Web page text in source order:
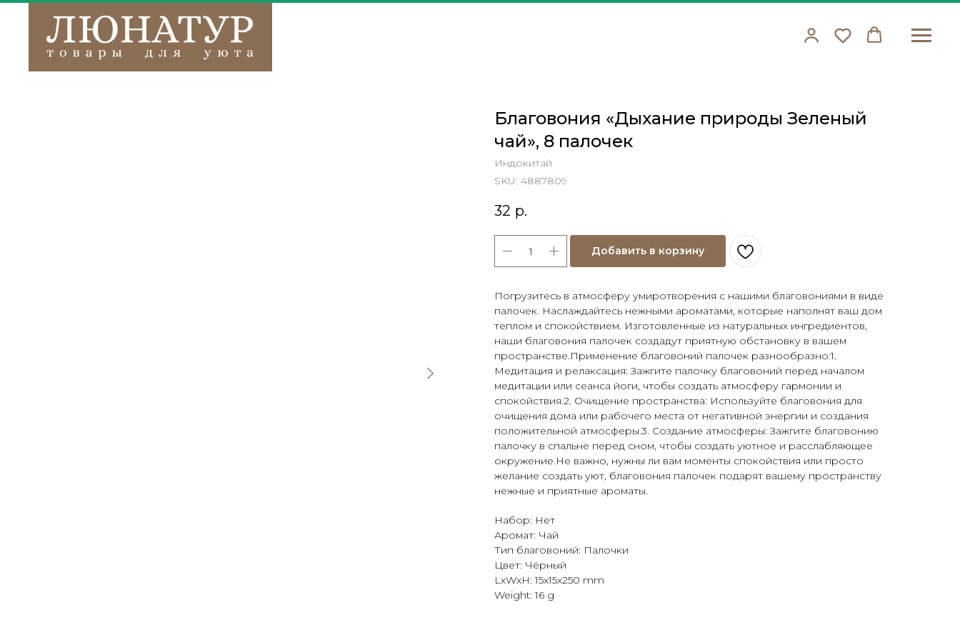
Благовония «Дыхание природы Зеленый
чай», 8 палочек
Индокитай
SKU: 4887809
32 р.
Добавить в корзину
Погрузитесь в атмосферу умиротворения с нашими благовониями в виде
палочек. Наслаждайтесь нежными ароматами, которые наполнят ваш дом
теплом и спокойствием. Изготовленные из натуральных ингредиентов,
наши благовония палочек создадут приятную обстановку в вашем
пространстве.Применение благовоний палочек разнообразно:1.
Медитация и релаксация: Зажгите палочку благовоний перед началом
медитации или сеанса йоги, чтобы создать атмосферу гармонии и
спокойствия.2. Очищение пространства: Используйте благовония для
очищения дома или рабочего места от негативной энергии и создания
положительной атмосферы.3. Создание атмосферы: Зажгите благовонию
палочку в спальне перед сном, чтобы создать уютное и расслабляющее
окружение.Не важно, нужны ли вам моменты спокойствия или просто
желание создать уют, благовония палочек подарят вашему пространству
нежные и приятные ароматы.
Набор: Нет
Аромат: Чай
Тип благовоний: Палочки
Цвет: Чёрный
LxWxH: 15x15x250 mm
Weight: 16 g